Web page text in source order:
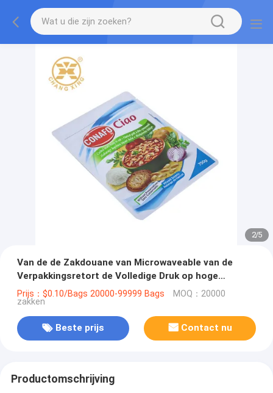
2/5
Van de de Zakdouane van Microwaveable van de
Verpakkingsretort de Volledige Druk op hoge
temperatuur
Prijs：$0.10/Bags 20000-99999 Bags MOQ：20000
zakken
Beste prijs Contact nu
Productomschrijving